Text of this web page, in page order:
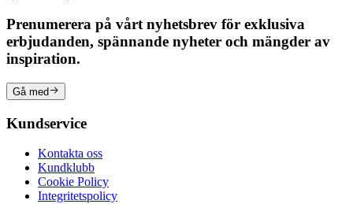
Prenumerera på vårt nyhetsbrev för exklusiva
erbjudanden, spännande nyheter och mängder av
inspiration.
Gå med
Kundservice
Kontakta oss
Kundklubb
Cookie Policy
Integritetspolicy